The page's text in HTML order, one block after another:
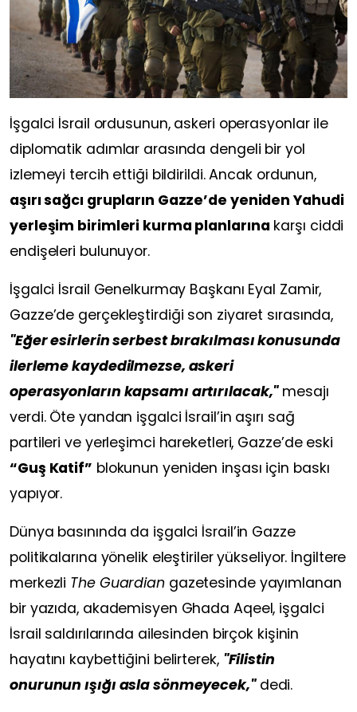
İşgalci İsrail ordusunun, askeri operasyonlar ile
diplomatik adımlar arasında dengeli bir yol
izlemeyi tercih ettiği bildirildi. Ancak ordunun,
aşırı sağcı grupların Gazze’de yeniden Yahudi
yerleşim birimleri kurma planlarına karşı ciddi
endişeleri bulunuyor.
İşgalci İsrail Genelkurmay Başkanı Eyal Zamir,
Gazze’de gerçekleştirdiği son ziyaret sırasında,
"Eğer esirlerin serbest bırakılması konusunda
ilerleme kaydedilmezse, askeri
operasyonların kapsamı artırılacak,"mesajı
verdi. Öte yandan işgalci İsrail’in aşırı sağ
partileri ve yerleşimci hareketleri, Gazze’de eski
“Guş Katif” blokunun yeniden inşası için baskı
yapıyor.
Dünya basınında da işgalci İsrail’in Gazze
politikalarına yönelik eleştiriler yükseliyor. İngiltere
merkezli The Guardiangazetesinde yayımlanan
bir yazıda, akademisyen Ghada Aqeel, işgalci
İsrail saldırılarında ailesinden birçok kişinin
hayatını kaybettiğini belirterek, "Filistin
onurunun ışığı asla sönmeyecek,"dedi.